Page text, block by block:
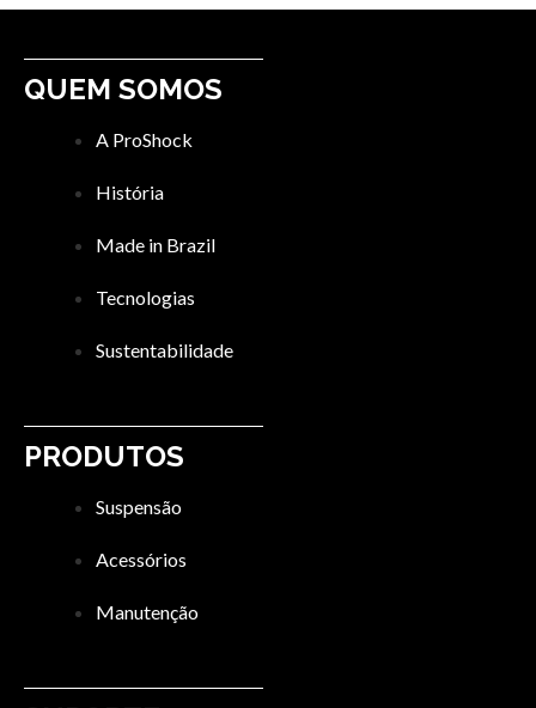
QUEM SOMOS
A ProShock
História
Made in Brazil
Tecnologias
Sustentabilidade
PRODUTOS
Suspensão
Acessórios
Manutenção